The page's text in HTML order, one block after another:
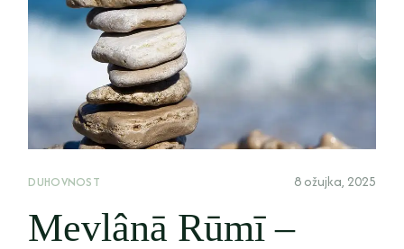
DUHOVNOST 8 ožujka, 2025
Mevlânā Rūmī –